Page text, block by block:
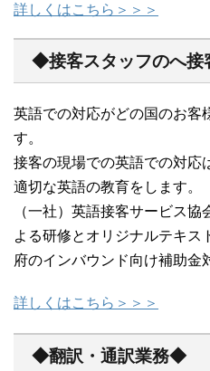
詳しくはこちら＞＞＞
◆接客スタッフのへ
英語での対応がどの国のお客
す。
接客の現場での英語での対応
適切な英語の教育をします。
（一社）英語接客サービス
よる研修とオリジナルテキス
府のインバウンド向け補助金
詳しくはこちら＞＞＞
◆翻訳・通訳業務◆